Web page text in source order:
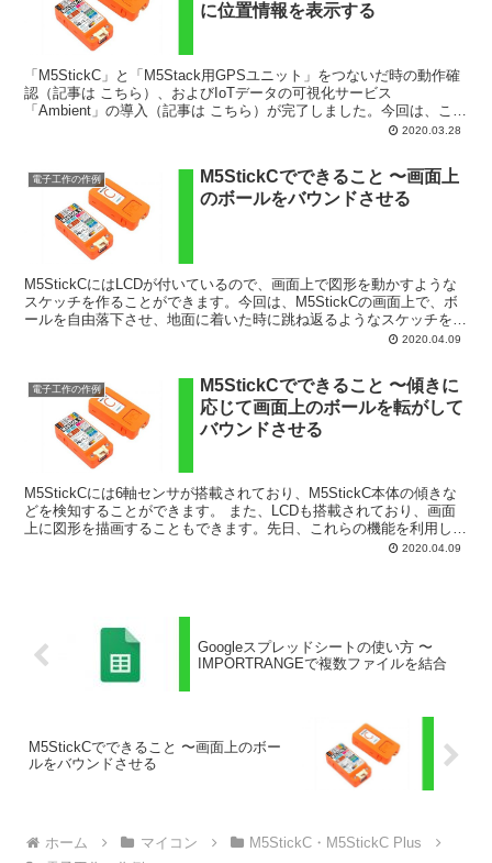
に位置情報を表示する
「M5StickC」と「M5Stack用GPSユニット」をつないだ時の動作確
認（記事は こちら）、およびIoTデータの可視化サービス
「Ambient」の導入（記事は こちら）が完了しました。今回は、これ
2020.03.28
電子工作の作例
M5StickCでできること 〜画面上
のボールをバウンドさせる
M5StickCにはLCDが付いているので、画面上で図形を動かすような
スケッチを作ることができます。今回は、M5StickCの画面上で、ボ
ールを自由落下させ、地面に着いた時に跳ね返るようなスケッチを作
2020.04.09
電子工作の作例
M5StickCでできること 〜傾きに
応じて画面上のボールを転がして
バウンドさせる
M5StickCには6軸センサが搭載されており、M5StickC本体の傾きな
どを検知することができます。 また、LCDも搭載されており、画面
上に図形を描画することもできます。先日、これらの機能を利用し
2020.04.09
Googleスプレッドシートの使い方 〜
IMPORTRANGEで複数ファイルを結合
M5StickCでできること 〜画面上のボー
ルをバウンドさせる
ホーム マイコン
M5StickC・M5StickC Plus